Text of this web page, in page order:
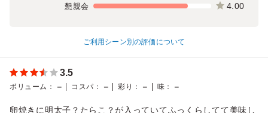
懇親会 4.00
ご利用シーン別の評価について
3.5
ボリューム ： － コスパ ： － 彩り ： － 味 ： －
卵焼きに明太子？たらこ？が入っていてふっくらしてて美味し